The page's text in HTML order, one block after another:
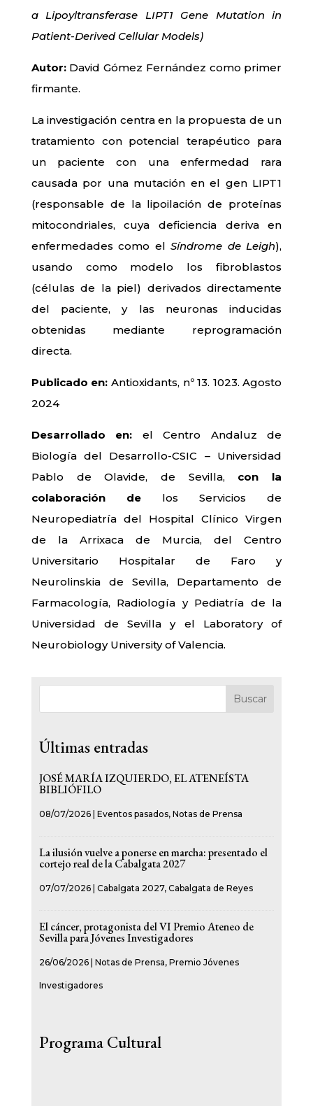
a Lipoyltransferase LIPT1 Gene Mutation in
Patient-Derived Cellular Models)
Autor: David Gómez Fernández como primer
firmante.
La investigación centra en la propuesta de un
tratamiento con potencial terapéutico para
un paciente con una enfermedad rara
causada por una mutación en el gen LIPT1
(responsable de la lipoilación de proteínas
mitocondriales, cuya deficiencia deriva en
enfermedades como elSíndrome de Leigh),
usando como modelo los fibroblastos
(células de la piel) derivados directamente
del paciente, y las neuronas inducidas
obtenidas mediante reprogramación
directa.
Publicado en: Antioxidants, nº 13. 1023. Agosto
2024
Desarrollado en: el Centro Andaluz de
Biología del Desarrollo-CSIC – Universidad
Pablo de Olavide, de Sevilla, con la
colaboración delos Servicios de
Neuropediatría del Hospital Clínico Virgen
de la Arrixaca de Murcia, del Centro
Universitario Hospitalar de Faro y
Neurolinskia de Sevilla, Departamento de
Farmacología, Radiología y Pediatría de la
Universidad de Sevilla y el Laboratory of
Neurobiology University of Valencia.
Buscar
Últimas entradas
JOSÉ MARÍA IZQUIERDO, EL ATENEÍSTA
BIBLIÓFILO
08/07/2026| Eventos pasados, Notas de Prensa
La ilusión vuelve a ponerse en marcha: presentado el
cortejo real de la Cabalgata 2027
07/07/2026| Cabalgata 2027, Cabalgata de Reyes
El cáncer, protagonista del VI Premio Ateneo de
Sevilla para Jóvenes Investigadores
26/06/2026| Notas de Prensa, Premio Jóvenes
Investigadores
Programa Cultural